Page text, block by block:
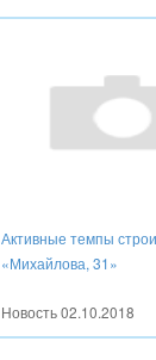
Активные темпы
«Михайлова, 31»
Новость02.10.2018